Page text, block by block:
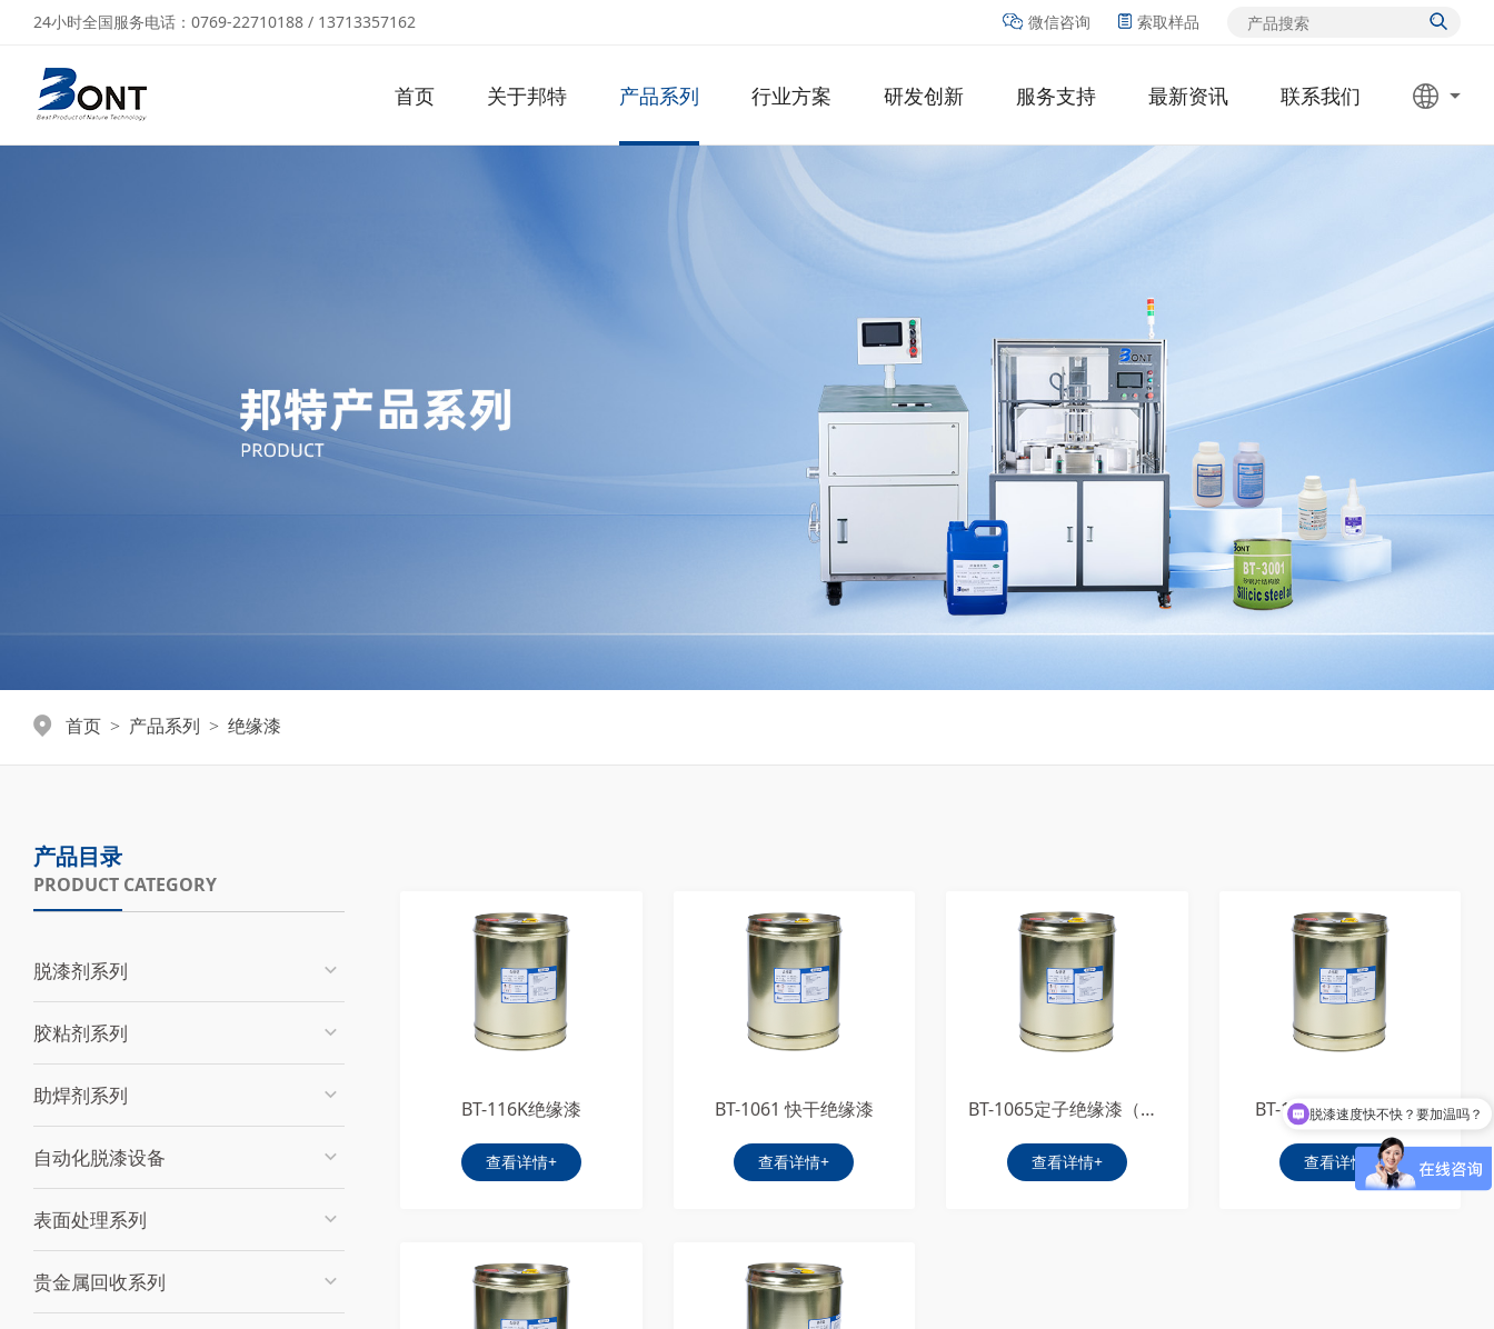
24小时全国服务电话：0769-22710188 / 13713357162 微信咨询 索取样品
首页 关于邦特 产品系列 行业方案 研发创新 服务支持 最新资讯 联系我们
首页 > 产品系列 > 绝缘漆
产品目录
PRODUCT CATEGORY
脱漆剂系列
胶粘剂系列
助焊剂系列
自动化脱漆设备
表面处理系列
贵金属回收系列
BT-116K绝缘漆
查看详情+
BT-1061 快干绝缘漆
查看详情+
BT-1065定子绝缘漆（自干）
查看详情+
BT-1066-1三防自干漆
查看详情+
脱漆速度快不快？要加温吗？